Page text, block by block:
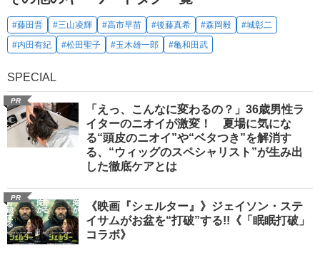
#藤田晋 #三山凌輝 #高市早苗 #後藤真希 #森岡毅
#城彰二
#内田有紀
#松田聖子 #玉木雄一郎 #亀和田武
SPECIAL
PR
「えっ、こんなに変わるの？」36歳男性ラ
イターのニオイが激変！ 夏場に気にな
る“頭皮のニオイ”や“ベタつき”を解消す
る、“ウィッグのスペシャリスト”が生み出
した徹底ケアとは
PR
《映画『シェルター』》ジェイソン・ステ
イサムがお盆を“打破”する!!《「眠眠打破」
コラボ》